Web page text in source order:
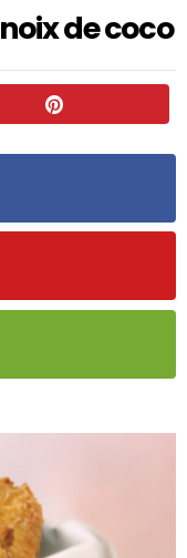
de coco